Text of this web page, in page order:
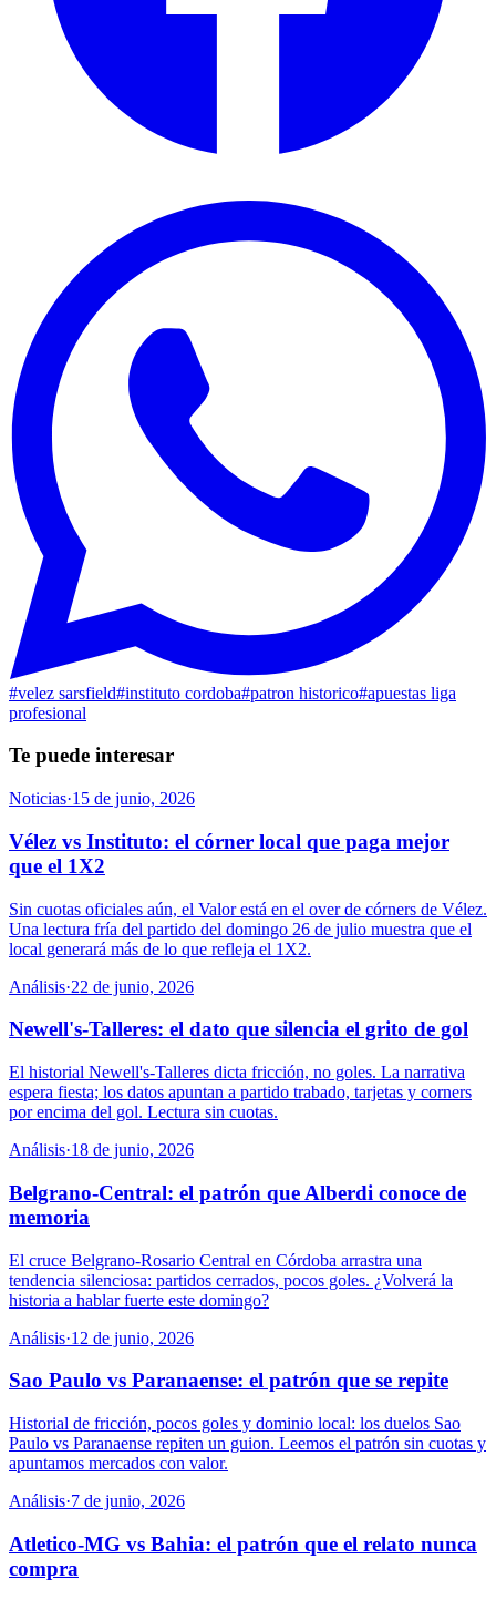
#velez sarsfield#instituto cordoba#patron historico#apuestas liga
profesional
Te puede interesar
Noticias·15 de junio, 2026
Vélez vs Instituto: el córner local que paga mejor
que el 1X2
Sin cuotas oficiales aún, el Valor está en el over de córners de Vélez.
Una lectura fría del partido del domingo 26 de julio muestra que el
local generará más de lo que refleja el 1X2.
Análisis·22 de junio, 2026
Newell's-Talleres: el dato que silencia el grito de gol
El historial Newell's-Talleres dicta fricción, no goles. La narrativa
espera fiesta; los datos apuntan a partido trabado, tarjetas y corners
por encima del gol. Lectura sin cuotas.
Análisis·18 de junio, 2026
Belgrano-Central: el patrón que Alberdi conoce de
memoria
El cruce Belgrano-Rosario Central en Córdoba arrastra una
tendencia silenciosa: partidos cerrados, pocos goles. ¿Volverá la
historia a hablar fuerte este domingo?
Análisis·12 de junio, 2026
Sao Paulo vs Paranaense: el patrón que se repite
Historial de fricción, pocos goles y dominio local: los duelos Sao
Paulo vs Paranaense repiten un guion. Leemos el patrón sin cuotas y
apuntamos mercados con valor.
Análisis·7 de junio, 2026
Atletico-MG vs Bahia: el patrón que el relato nunca
compra